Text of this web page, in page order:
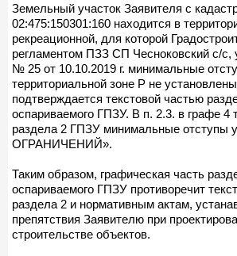
Земельный участок Заявителя с
02:475:150301:160 находится в
рекреационной, для которой
регламентом ПЗЗ СП Чесноковский с/с,
№ 25 от 10.10.2019 г. минимальные
территориальной зоне Р не
подтверждается текстовой частью
оспариваемого ГПЗУ. В п. 2.3. в графе 4
раздела 2 ГПЗУ минимальные отступы
ОГРАНИЧЕНИЙ».
Таким образом, графическая часть
оспариваемого ГПЗУ противоречит
раздела 2 и нормативным актам,
препятствия Заявителю при
строительстве объектов.